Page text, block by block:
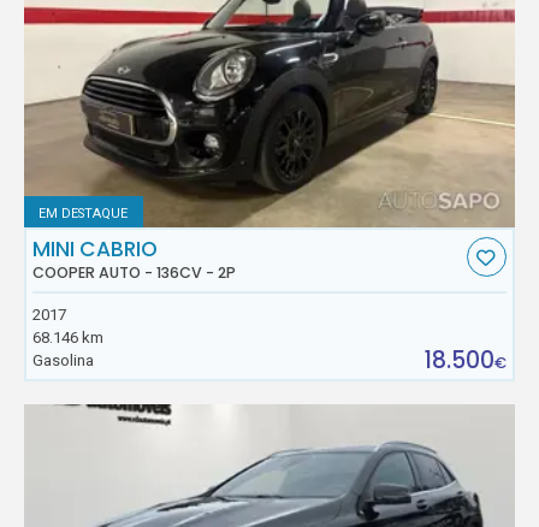
EM DESTAQUE
MINI CABRIO
COOPER AUTO - 136CV - 2P
2017
68.146 km
Gasolina
18.500€